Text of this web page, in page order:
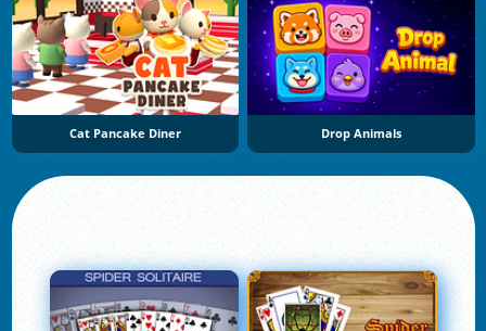
Cat Pancake Diner Drop Animals